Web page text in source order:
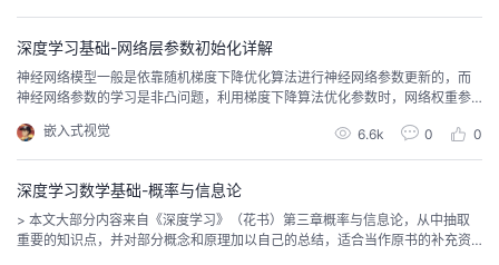
深度学习基础-网络层参数初始化详解
神经网络模型一般是依靠随机梯度下降优化算法进行神经网络参数更新的，而
神经网络参数的学习是非凸问题，利用梯度下降算法优化参数时，网络权重参
嵌入式视觉
6.6k 0 0
深度学习数学基础-概率与信息论
> 本文大部分内容来自《深度学习》（花书）第三章概率与信息论，从中抽取
重要的知识点，并对部分概念和原理加以自己的总结，适合当作原书的补充资